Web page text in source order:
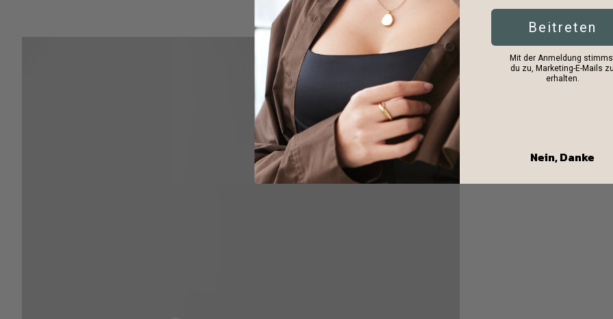
Beitreten
Mit der Anmeldung
du zu, Marketing-E-Mails
erhalten.
Nein, Danke